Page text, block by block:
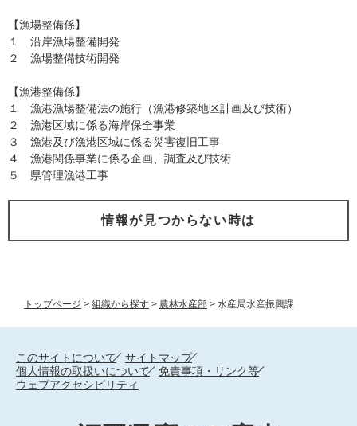
トップページ > 組織から探す > 農林水産部 > 水産局水産振興課
【漁場整備係】
１ 沿岸漁場整備開発
２ 漁場整備技術開発
【漁港整備係】
１ 漁港漁場整備法の施行（漁港修築地区計画及び技術）
２ 漁港区域に係る海岸保全事業
３ 漁港及び漁港区域に係る災害復旧工事
４ 漁港関係事業に係る企画、調査及び技術
５ 県管理漁港工事
情報が見つからない時は
このサイトについて
サイトマップ
個人情報の取扱いについて
免責事項・リンク等
ウェブアクセシビリティ